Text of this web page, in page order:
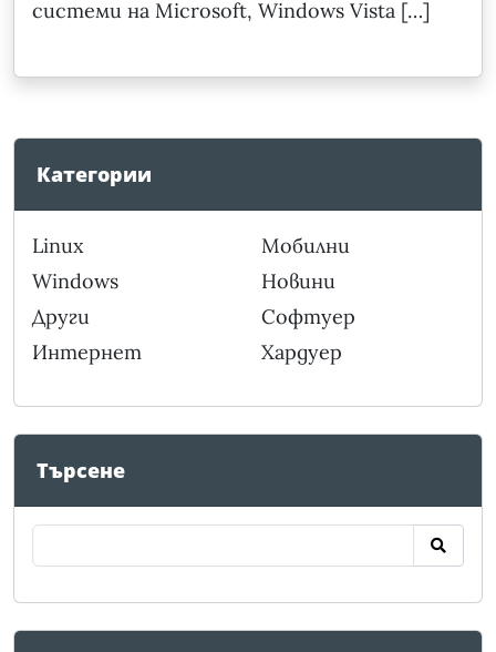
системи на Microsoft, Windows Vista […]
Категории
Linux
Windows
Други
Интернет
Мобилни
Новини
Софтуер
Хардуер
Търсене